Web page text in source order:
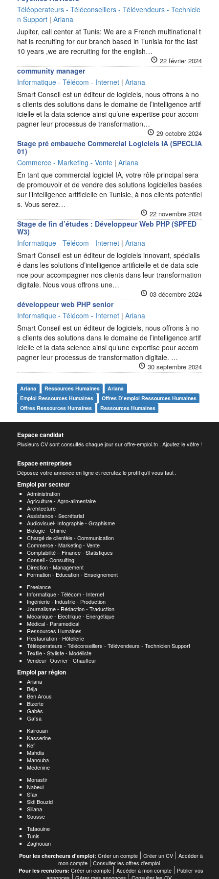
Téléoperateurs - Téléconseillers - Télévendeurs - Technicie
n Support | Ariana
Jupiter, call center at Tunis: We are a French multinational t
hat is recruiting for our branch based in Tunisia for the last
10 years ,we are recruiting for the english…
22 février 2024
community manager
Informatique - Télécom - Internet | Ariana
Smart Conseil est un éditeur de logiciels, nous offrons à no
s clients des solutions dans le domaine de l’intelligence artif
icielle et la data science ainsi qu’une expertise pour accom
pagner leur processus de transformation…
29 octobre 2024
Stage pré embauche Commercial Logiciels IA (SPECLIA
01)
Commerce - Marketing - Vente | Ariana
En tant que commercial logiciel IA, votre rôle principal sera
de promouvoir et de vendre des solutions logicielles basées
sur l’intelligence artificielle en Tunisie, à nos clients potentiel
s. Vous serez…
22 novembre 2024
Stage de fin d’études : Développeur Web PHP (SPFED
W3)
Informatique - Télécom - Internet | Ariana
Smart Conseil est un éditeur de logiciels innovant, spécialis
é dans les solutions d’intelligence artificielle et de data scie
nce pour accompagner nos clients dans leur transformation
digitale. Nous vous offrons une…
03 décembre 2024
développeur web PHP senior
Informatique - Télécom - Internet | Ariana
Smart Conseil est un éditeur de logiciels, nous offrons à no
s clients des solutions dans le domaine de l’intelligence artif
icielle et la data science ainsi qu’une expertise pour accom
pagner leur processus de transformation digitale. …
30 septembre 2024
Ariana Ressources Humaines
Ariana
Emploi Ressources Humaines
Offres D'emploi Ressources Humaines
Offres Ressources Humaines
Ressources Humaines
Espace candidat
Plusieurs CV sont consultés chaque jour sur offre-emploi.tn . Ajoutez le vôtre !
Espace entreprises
Déposez votre annonce en ligne et recrutez le profil qu’il vous faut .
Emploi par secteur
Administration
Agriculture - Agro-alimentaire
Architecture
Assistance - Secrétariat
Audiovisuel- Infographie - Graphisme
Biologie - Chimie
Chargé de clientèle - Communication
Commerce - Marketing - Vente
Comptabilité – Finance - Statistiques
Conseil - Consulting
Direction - Management
Formation - Education - Enseignement
Freelance
Informatique - Télécom - Internet
Ingénierie - Industrie - Production
Journalisme - Rédaction - Traduction
Mécanique - Electrique - Energétique
Médical - Paramedical
Ressources Humaines
Restauration - Hôtellerie
Téléoperateurs - Téléconseillers - Télévendeurs - Technicien Support
Textile - Styliste - Modéliste
Vendeur- Ouvrier - Chauffeur
Emploi par région
Ariana
Béja
Ben Arous
Bizerte
Gabès
Gafsa
Kairouan
Kasserine
Kef
Mahdia
Manouba
Médenine
Monastir
Nabeul
Sfax
Sidi Bouzid
Siliana
Sousse
Tataouine
Tunis
Zaghouan
Pour les chercheurs d'emploi: Créer un compte Créer un CV
Accéder à
mon compte
Consulter les offres d'emploi
Pour les recruteurs: Créer un compte Accéder à mon compte
Publier vos